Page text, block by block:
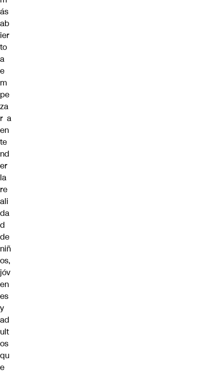
ás
ab
ier
to
a
e
m
pe
za
r a
en
te
nd
er
la
re
ali
da
d
de
niñ
os,
jóv
en
es
y
ad
ult
os
qu
e